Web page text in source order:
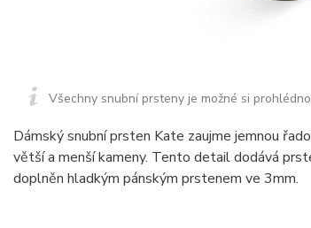
Všechny snubní prsteny je možné si
Dámský snubní prsten Kate zaujme jemnou
větší a menší kameny. Tento detail dodává
doplněn hladkým pánským prstenem ve 3mm.